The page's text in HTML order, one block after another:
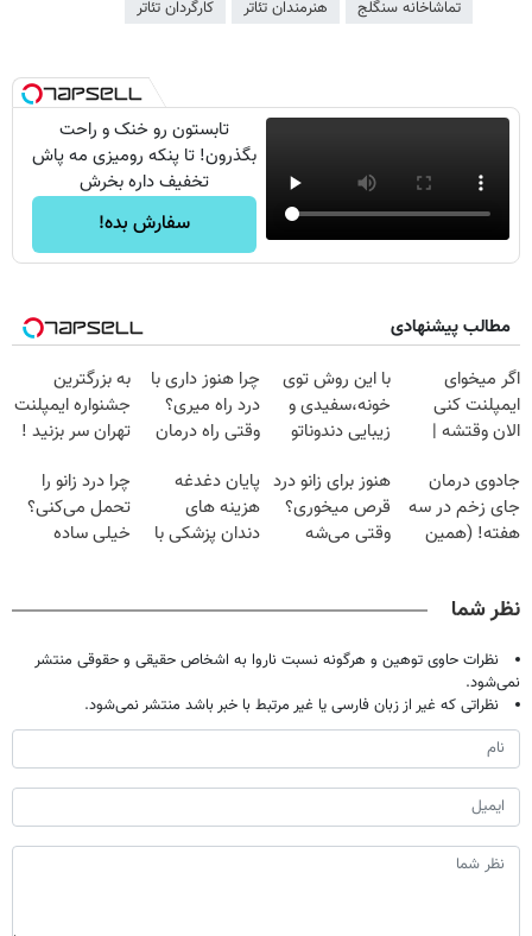
تماشاخانه سنگلج هنرمندان تئاتر کارگردان تئاتر
تابستون رو خنک و راحت
بگذرون! تا پنکه رومیزی مه پاش
تخفیف داره بخرش
سفارش بده!
مطالب پیشنهادی
اگر میخوای
ایمپلنت کنی
الان وقتشه |
میلیون تومان!!!
با این روش توی
خونه،سفیدی و
زیبایی دندوناتو
(40%off)
چرا هنوز داری با
درد راه میری؟
وقتی راه درمان
به بزرگترین
جشنواره ایمپلنت
تهران سر بزنید !
میلیون !
جادوی درمان
جای زخم در سه
هفته! (همین
هنوز برای زانو درد
قرص میخوری؟
وقتی می‌شه
پایان دغدغه
هزینه های
دندان پزشکی با
چرا درد زانو را
تحمل می‌کنی؟
خیلی ساده
نظر شما
نظرات حاوی توهین و هرگونه نسبت ناروا به اشخاص حقیقی و حقوقی منتشر
نمی‌شود.
نظراتی که غیر از زبان فارسی یا غیر مرتبط با خبر باشد منتشر نمی‌شود.